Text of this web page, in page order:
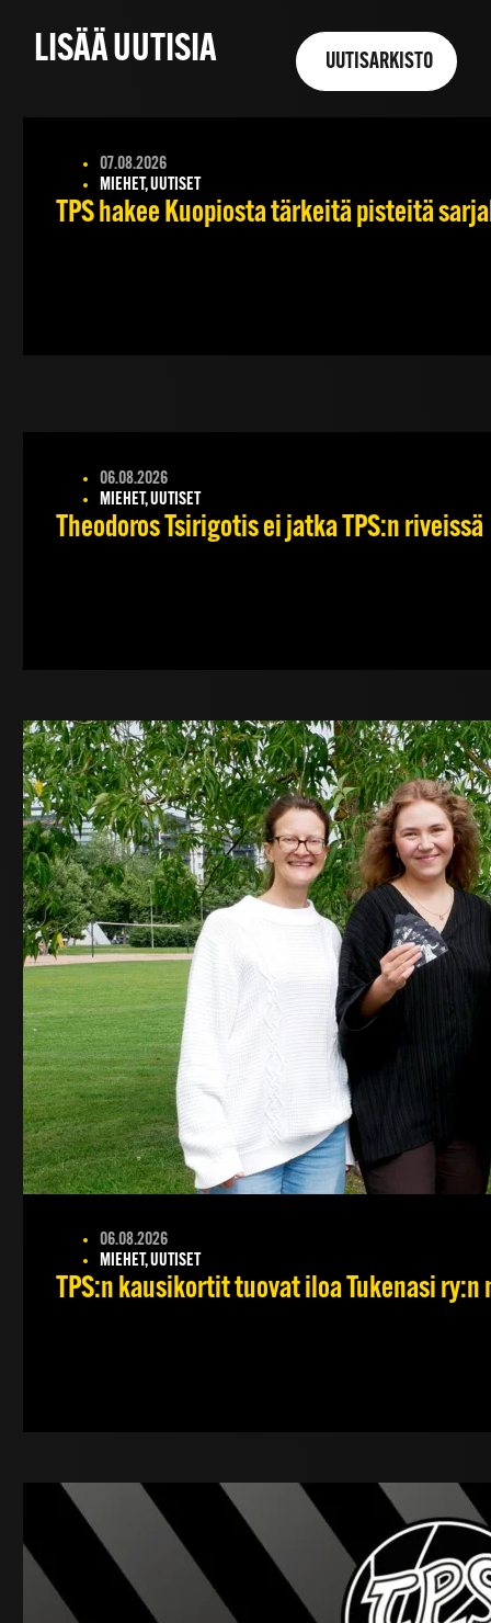
LISÄÄ UUTISIA UUTISARKISTO
07.08.2026
MIEHET, UUTISET
TPS hakee Kuopiosta tärkeitä pisteitä
06.08.2026
MIEHET, UUTISET
Theodoros Tsirigotis ei jatka TPS:n riveissä
06.08.2026
MIEHET, UUTISET
TPS:n kausikortit tuovat iloa Tukenasi